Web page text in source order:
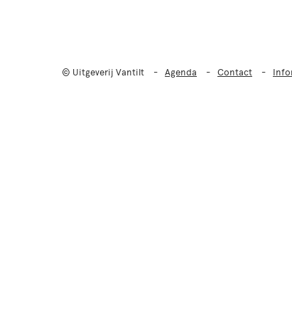
© Uitgeverij Vantilt Agenda Contact